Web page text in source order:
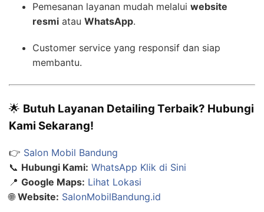
Pemesanan layanan mudah melalui website
resmi atau WhatsApp.
Customer service yang responsif dan siap
membantu.
🌟 Butuh Layanan Detailing Terbaik? Hubungi
Kami Sekarang!
👉 Salon Mobil Bandung
📞 Hubungi Kami: WhatsApp Klik di Sini
📍 Google Maps: Lihat Lokasi
🌐 Website: SalonMobilBandung.id